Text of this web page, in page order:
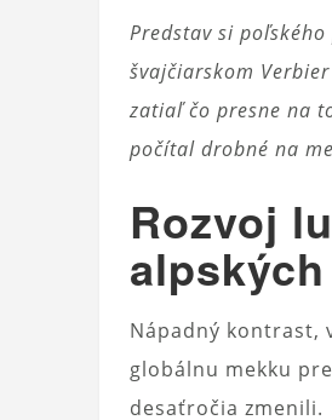
Predstav si
švajčiarskom
zatiaľ čo presne na
počítal drobné na
Rozvoj
Nápadný kontrast,
globálnu mekku
desaťročia zmenili.